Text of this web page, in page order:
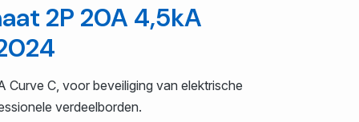
2P 20A 4,5kA
C, voor beveiliging van elektrische
verdeelborden.